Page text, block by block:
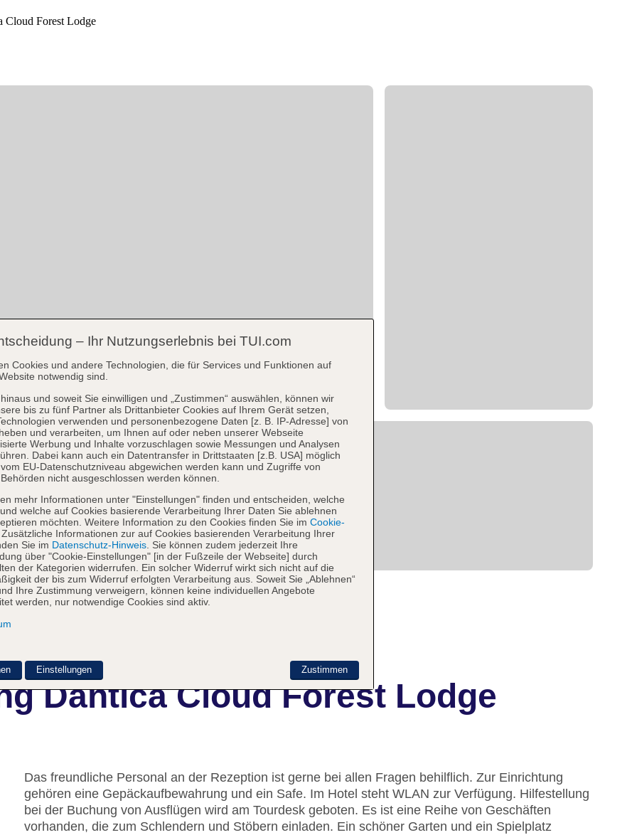
Dantica Cloud Forest Lodge
Das freundliche Personal an der Rezeption ist gerne bei allen Fragen behilflich. Zur Einrichtung
gehören eine Gepäckaufbewahrung und ein Safe. Im Hotel steht WLAN zur Verfügung. Hilfestellung
bei der Buchung von Ausflügen wird am Tourdesk geboten. Es ist eine Reihe von Geschäften
vorhanden, die zum Schlendern und Stöbern einladen. Ein schöner Garten und ein Spielplatz
– Ihr Nutzungserlebnis bei TUI.com
Cookies und andere Technologien, die für Services und Funktionen auf
notwendig sind.
und soweit Sie einwilligen und „Zustimmen“ auswählen, können wir
bis zu fünf Partner als Drittanbieter Cookies auf Ihrem Gerät setzen,
verwenden und personenbezogene Daten [z. B. IP-Adresse] von
und verarbeiten, um Ihnen auf oder neben unserer Webseite
Werbung und Inhalte vorzuschlagen sowie Messungen und Analysen
Dabei kann auch ein Datentransfer in Drittstaaten [z.B. USA] möglich
EU-Datenschutzniveau abgewichen werden kann und Zugriffe von
nicht ausgeschlossen werden können.
mehr Informationen unter "Einstellungen" finden und entscheiden, welche
welche auf Cookies basierende Verarbeitung Ihrer Daten Sie ablehnen
möchten. Weitere Information zu den Cookies finden Sie im Cookie-
. Zusätzliche Informationen zur auf Cookies basierenden Verarbeitung Ihrer
Sie im Datenschutz-Hinweis . Sie können zudem jederzeit Ihre
über "Cookie-Einstellungen" [in der Fußzeile der Webseite] durch
der Kategorien widerrufen. Ein solcher Widerruf wirkt sich nicht auf die
der bis zum Widerruf erfolgten Verarbeitung aus. Soweit Sie „Ablehnen“
Ihre Zustimmung verweigern, können keine individuellen Angebote
werden, nur notwendige Cookies sind aktiv.
Zustimmen
Einstellungen